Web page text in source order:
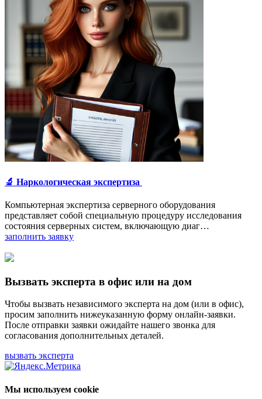
🔬 Наркологическая экспертиза
Компьютерная экспертиза серверного оборудования
представляет собой специальную процедуру исследования
состояния серверных систем, включающую диаг…
заполнить заявку
Вызвать эксперта в офис или на дом
Чтобы вызвать независимого эксперта на дом (или в офис),
просим заполнить нижеуказанную форму онлайн-заявки.
После отправки заявки ожидайте нашего звонка для
согласования дополнительных деталей.
вызвать эксперта
Мы используем cookie